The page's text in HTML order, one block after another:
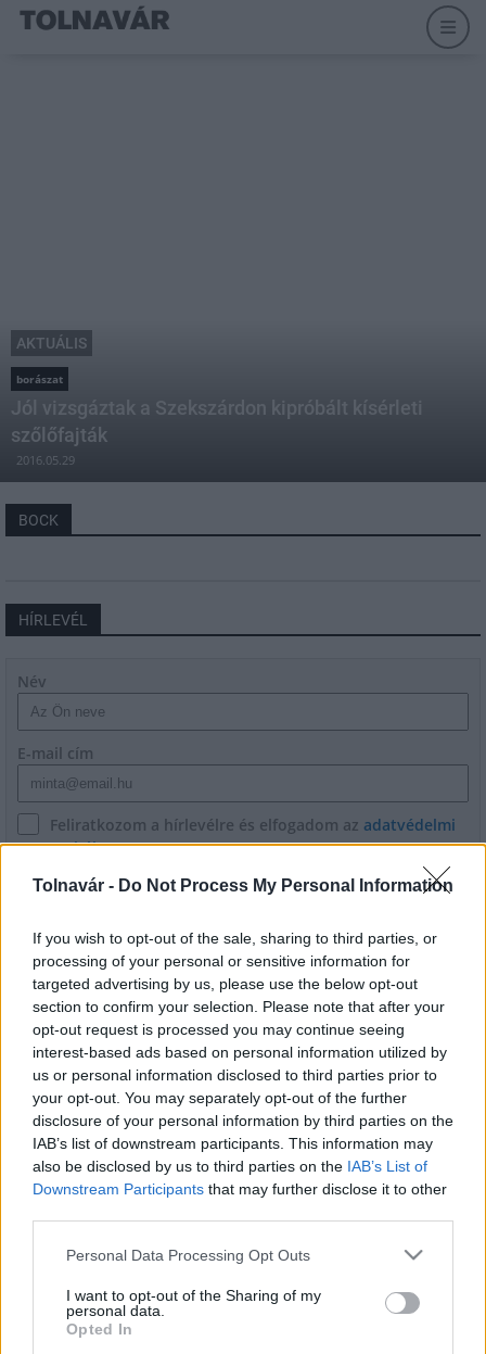
Tolnavár - Do Not Process My Personal Information
If you wish to opt-out of the sale, sharing to third parties, or
processing of your personal or sensitive information for
targeted advertising by us, please use the below opt-out
section to confirm your selection. Please note that after your
opt-out request is processed you may continue seeing
interest-based ads based on personal information utilized by
us or personal information disclosed to third parties prior to
your opt-out. You may separately opt-out of the further
disclosure of your personal information by third parties on the
IAB’s list of downstream participants. This information may
also be disclosed by us to third parties on the IAB’s List of
Downstream Participants that may further disclose it to other
Please note that this website/app uses one or more Google
not limited to your visit or usage behaviour. You may click to
grant or deny consent to Google and its third-party tags to
use your data for below specified purposes in below Google
Personal Data Processing Opt Outs
I want to opt-out of the Sharing of my
personal data.
Opted In
AKTUÁLIS
borászat
Jól vizsgáztak a Szekszárdon kipróbált kísérleti
szőlőfajták
2016.05.29
BOCK
HÍRLEVÉL
Név
E-mail cím
Feliratkozom a hírlevélre és elfogadom az adatvédelmi
szabályzatot!
FELIRATKOZÁS
LEGFRISSEBB
Országos hírek
Megérkezett az eső a Duna vízgyűjtőjére
Országos hírek
Kecskeméten is szakirányú továbbképzésekkel erősít a Gál
Ferenc Egyetem
mutató szakmai felkészültség átadása, a folyamatos szakmai